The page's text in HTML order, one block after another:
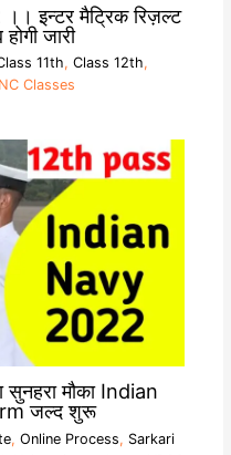
इन्टर मैट्रिक रिज़ल्ट
जारी
11th, Class 12th,
Classes
सुनहरा मौका Indian
जल्द शुरू
, Online Process, Sarkari